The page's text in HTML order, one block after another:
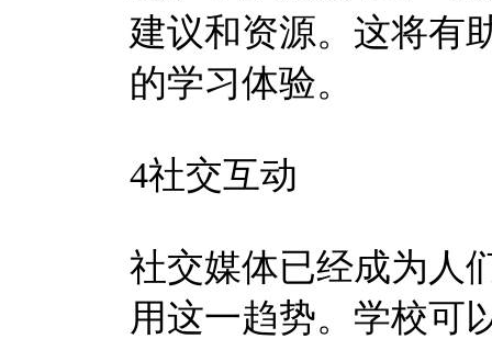
建议和资源。这将有
的学习体验。
4社交互动
社交媒体已经成为人
用这一趋势。学校可